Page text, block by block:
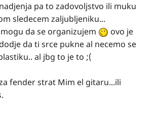
pa to zadovoljstvo ili muku
sledecem zaljubljeniku...
da se organizujem
ovo je
da ti srce pukne al necemo se
al jbg to je to ;(
fender strat Mim el gitaru...ili